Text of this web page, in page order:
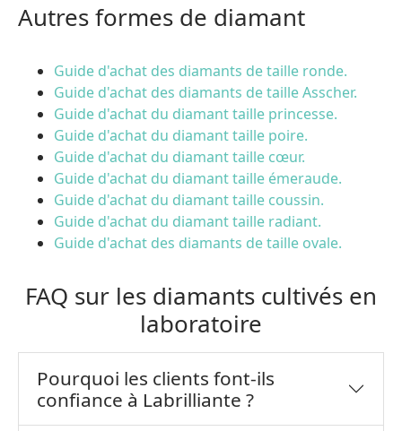
Autres formes de diamant
Guide d'achat des diamants de taille ronde.
Guide d'achat des diamants de taille Asscher.
Guide d'achat du diamant taille princesse.
Guide d'achat du diamant taille poire.
Guide d'achat du diamant taille cœur.
Guide d'achat du diamant taille émeraude.
Guide d'achat du diamant taille coussin.
Guide d'achat du diamant taille radiant.
Guide d'achat des diamants de taille ovale.
FAQ sur les diamants cultivés en
laboratoire
Pourquoi les clients font-ils
confiance à Labrilliante ?